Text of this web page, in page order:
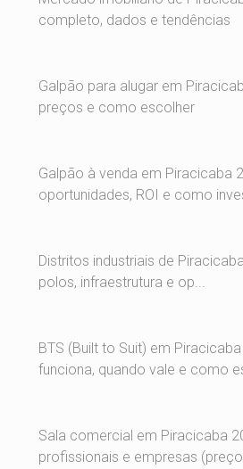
completo, dados e tendências
Galpão para alugar em
preços e como escolher
Galpão à venda em Piracicaba
oportunidades, ROI e como
Distritos industriais de
polos, infraestrutura e op...
BTS (Built to Suit) em
funciona, quando vale e como
Sala comercial em Piracicaba
profissionais e empresas